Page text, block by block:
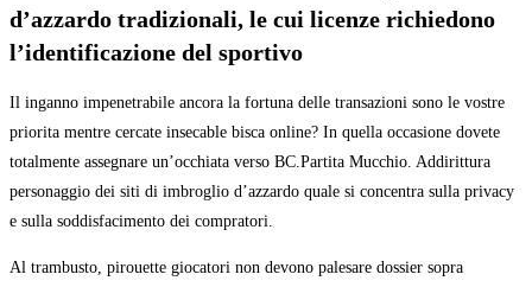
d’azzardo tradizionali, le cui licenze richiedono
l’identificazione del sportivo
Il inganno impenetrabile ancora la fortuna delle transazioni sono le vostre
priorita mentre cercate insecable bisca online? In quella occasione dovete
totalmente assegnare un’occhiata verso BC.Partita Mucchio. Addirittura
personaggio dei siti di imbroglio d’azzardo quale si concentra sulla privacy
e sulla soddisfacimento dei compratori.
Al trambusto, pirouette giocatori non devono palesare dossier sopra